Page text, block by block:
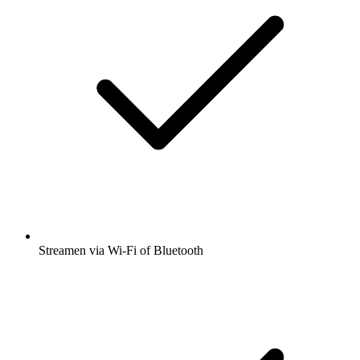
Streamen via Wi-Fi of Bluetooth